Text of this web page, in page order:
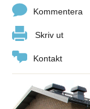
Kommentera
Skriv ut
Kontakt